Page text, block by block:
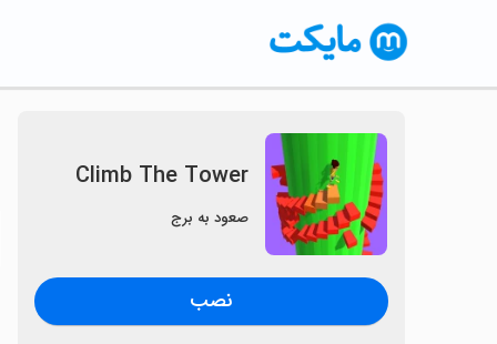
Climb The Tower
صعود به برج
نصب